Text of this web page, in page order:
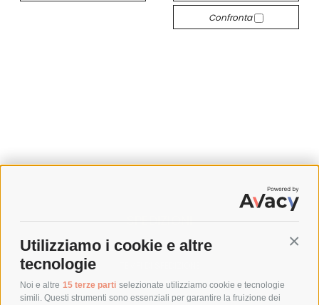
Utilizziamo i cookie e altre
tecnologie
Noi e altre 15 terze parti selezionate utilizziamo cookie e tecnologie
simili. Questi strumenti sono essenziali per garantire la fruizione dei
Confronta
SPEDIZIONI
COSTI DI SPEDIZIONE
POLITICA DI RESO